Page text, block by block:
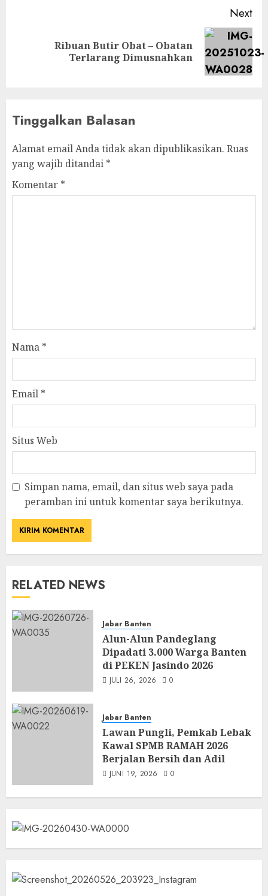
Next
Ribuan Butir Obat – Obatan
Terlarang Dimusnahkan
Tinggalkan Balasan
Alamat email Anda tidak akan dipublikasikan. Ruas
yang wajib ditandai *
Komentar *
Nama *
Email *
Situs Web
Simpan nama, email, dan situs web saya pada
peramban ini untuk komentar saya berikutnya.
RELATED NEWS
Jabar Banten
Alun-Alun Pandeglang
Dipadati 3.000 Warga Banten
di PEKEN Jasindo 2026
JULI 26, 2026 0
Jabar Banten
Lawan Pungli, Pemkab Lebak
Kawal SPMB RAMAH 2026
Berjalan Bersih dan Adil
JUNI 19, 2026 0